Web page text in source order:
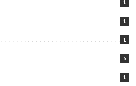
1
1
1
3
1